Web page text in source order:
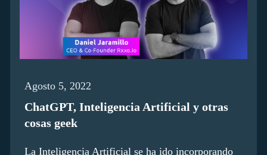
Agosto 5, 2022
ChatGPT, Inteligencia Artificial y otras
cosas geek
La Inteligencia Artificial se ha ido incorporando